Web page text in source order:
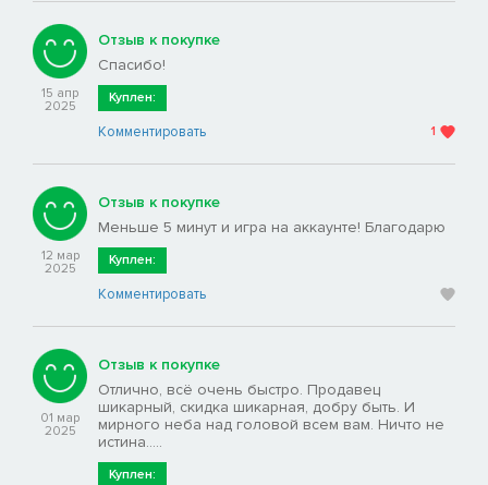
15 апр
2025
Отзыв к покупке
Спасибо!
Куплен:
Комментировать 1
12 мар
2025
Отзыв к покупке
Меньше 5 минут и игра на аккаунте! Благодарю
Куплен:
Комментировать
01 мар
2025
Отзыв к покупке
Отлично, всё очень быстро. Продавец
шикарный, скидка шикарная, добру быть. И
мирного неба над головой всем вам. Ничто не
истина.....
Куплен: